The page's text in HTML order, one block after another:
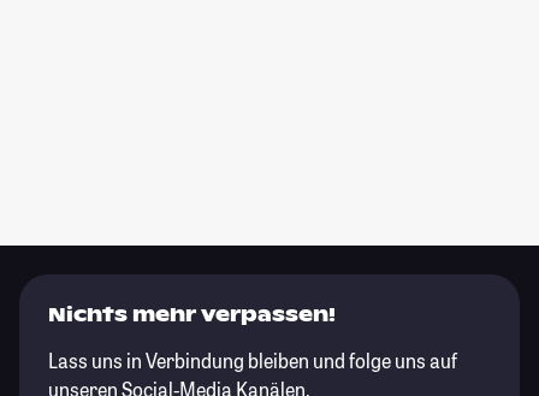
Nichts mehr verpassen!
Lass uns in Verbindung bleiben und folge uns auf
unseren Social-Media Kanälen.